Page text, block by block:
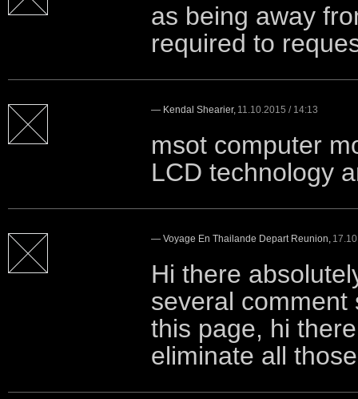
as being away
required to
— Kendal Shearier, 11.10.2015 / 14:13
msot computer
LCD technology
— Voyage En Thailande Depart Reunion,
Hi there
several comment
this page, hi
eliminate all